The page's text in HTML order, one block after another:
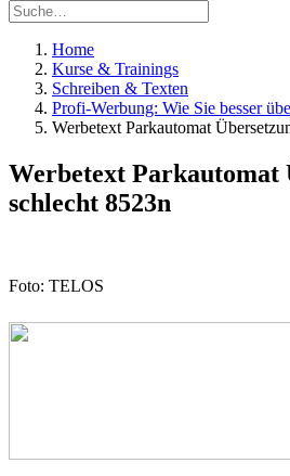
Home
Kurse & Trainings
Schreiben & Texten
Profi-Werbung: Wie Sie besser
Werbetext Parkautomat
Werbetext Parkautomat
schlecht 8523n
Foto: TELOS